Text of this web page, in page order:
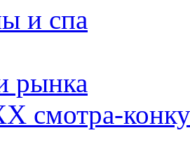
и спа
рынка
смотра-